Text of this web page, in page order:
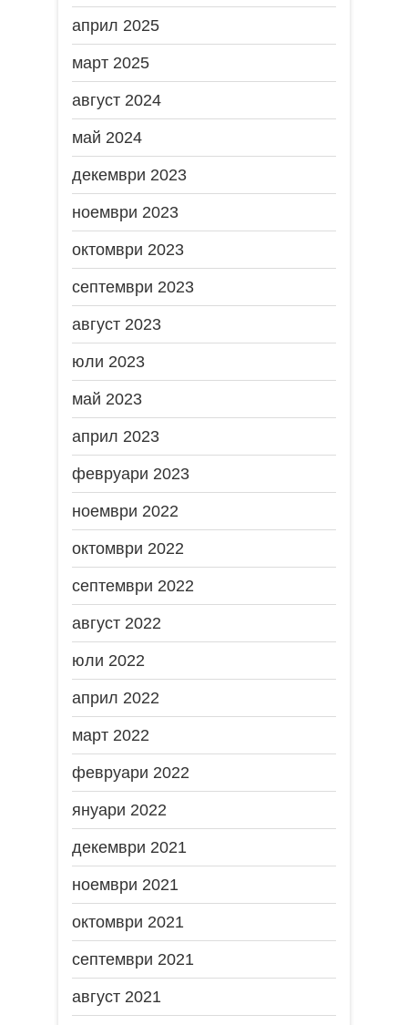
април 2025
март 2025
август 2024
май 2024
декември 2023
ноември 2023
октомври 2023
септември 2023
август 2023
юли 2023
май 2023
април 2023
февруари 2023
ноември 2022
октомври 2022
септември 2022
август 2022
юли 2022
април 2022
март 2022
февруари 2022
януари 2022
декември 2021
ноември 2021
октомври 2021
септември 2021
август 2021